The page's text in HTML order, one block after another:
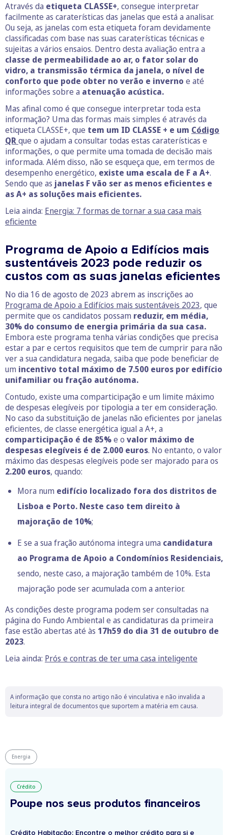
Através da etiqueta CLASSE+, consegue interpretar
facilmente as caraterísticas das janelas que está a analisar.
Ou seja, as janelas com esta etiqueta foram devidamente
classificadas com base nas suas caraterísticas técnicas e
sujeitas a vários ensaios. Dentro desta avaliação entra a
classe de permeabilidade ao ar, o fator solar do
vidro, a transmissão térmica da janela, o nível de
conforto que pode obter no verão e inverno e até
informações sobre a atenuação acústica.
Mas afinal como é que consegue interpretar toda esta
informação? Uma das formas mais simples é através da
etiqueta CLASSE+, que tem um ID CLASSE + e um Código
QRque o ajudam a consultar todas estas caraterísticas e
informações, o que permite uma tomada de decisão mais
informada. Além disso, não se esqueça que, em termos de
desempenho energético, existe uma escala de F a A+.
Sendo que as janelas F vão ser as menos eficientes e
as A+ as soluções mais eficientes.
Leia ainda: Energia: 7 formas de tornar a sua casa mais
eficiente
Programa de Apoio a Edifícios mais
sustentáveis 2023 pode reduzir os
custos com as suas janelas eficientes
No dia 16 de agosto de 2023 abrem as inscrições ao
Programa de Apoio a Edifícios mais sustentáveis 2023, que
permite que os candidatos possam reduzir, em média,
30% do consumo de energia primária da sua casa.
Embora este programa tenha várias condições que precisa
estar a par e certos requisitos que tem de cumprir para não
ver a sua candidatura negada, saiba que pode beneficiar de
um incentivo total máximo de 7.500 euros por edifício
unifamiliar ou fração autónoma.
Contudo, existe uma comparticipação e um limite máximo
de despesas elegíveis por tipologia a ter em consideração.
No caso da substituição de janelas não eficientes por janelas
eficientes, de classe energética igual a A+, a
comparticipação é de 85%e o valor máximo de
despesas elegíveis é de 2.000 euros. No entanto, o valor
máximo das despesas elegíveis pode ser majorado para os
2.200 euros, quando:
Mora num edifício localizado fora dos distritos de
Lisboa e Porto. Neste caso tem direito à
majoração de 10%;
E se a sua fração autónoma integra uma candidatura
ao Programa de Apoio a Condomínios Residenciais,
sendo, neste caso, a majoração também de 10%. Esta
majoração pode ser acumulada com a anterior.
As condições deste programa podem ser consultadas na
página do Fundo Ambiental e as candidaturas da primeira
fase estão abertas até às 17h59 do dia 31 de outubro de
2023.
Leia ainda: Prós e contras de ter uma casa inteligente
A informação que consta no artigo não é vinculativa e não invalida a
leitura integral de documentos que suportem a matéria em causa.
Energia
Crédito
Poupe nos seus produtos financeiros
Crédito Habitação: Encontre o melhor crédito para si e